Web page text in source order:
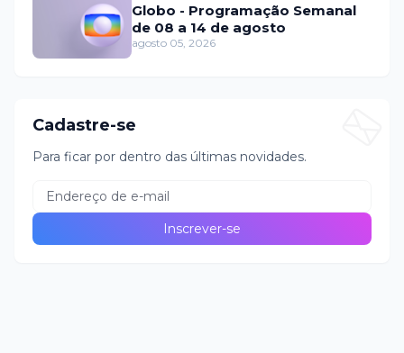
Globo - Programação Semanal
de 08 a 14 de agosto
agosto 05, 2026
Cadastre-se
Para ficar por dentro das últimas novidades.